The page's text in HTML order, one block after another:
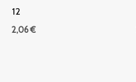
12
2,06€